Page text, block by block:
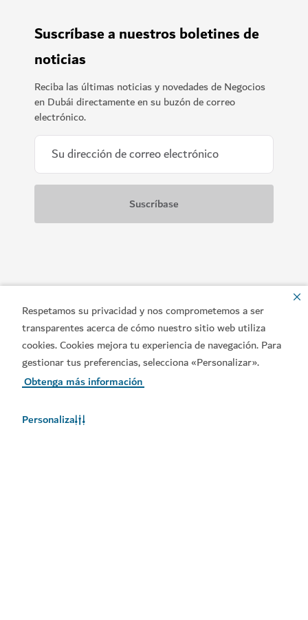
Respetamos su privacidad y nos comprometemos a ser
transparentes acerca de cómo nuestro sitio web utiliza
cookies. Cookies mejora tu experiencia de navegación. Para
gestionar tus preferencias, selecciona «Personalizar».
Obtenga más información
Personaliza
Suscríbase a nuestros boletines de
noticias
Reciba las últimas noticias y novedades de Negocios
en Dubái directamente en su buzón de correo
electrónico.
Enlaces populares